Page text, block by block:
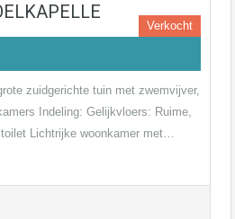
Verkocht
zuidgerichte tuin met zwemvijver,
Indeling: Gelijkvloers: Ruime,
Lichtrijke woonkamer met…